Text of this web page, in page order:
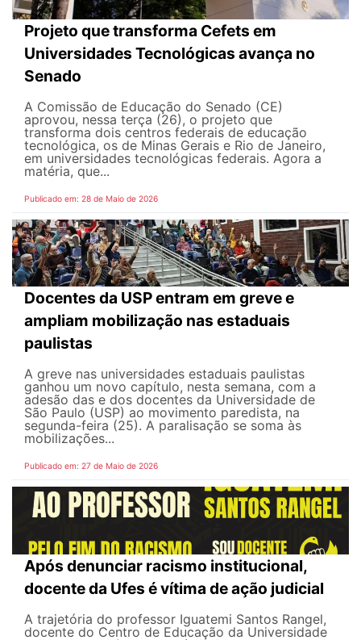
Projeto que transforma Cefets em
Universidades Tecnológicas avança no
Senado
A Comissão de Educação do Senado (CE)
aprovou, nessa terça (26), o projeto que
transforma dois centros federais de educação
tecnológica, os de Minas Gerais e Rio de Janeiro,
em universidades tecnológicas federais. Agora a
matéria, que...
Publicado em: 28 de Maio de 2026
Docentes da USP entram em greve e
ampliam mobilização nas estaduais
paulistas
A greve nas universidades estaduais paulistas
ganhou um novo capítulo, nesta semana, com a
adesão das e dos docentes da Universidade de
São Paulo (USP) ao movimento paredista, na
segunda-feira (25). A paralisação se soma às
mobilizações...
Publicado em: 27 de Maio de 2026
Após denunciar racismo institucional,
docente da Ufes é vítima de ação judicial
A trajetória do professor Iguatemi Santos Rangel,
docente do Centro de Educação da Universidade